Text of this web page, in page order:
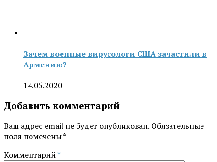
Зачем военные вирусологи США зачастили в
Армению?
14.05.2020
Добавить комментарий
Ваш адрес email не будет опубликован. Обязательные
поля помечены*
Комментарий*